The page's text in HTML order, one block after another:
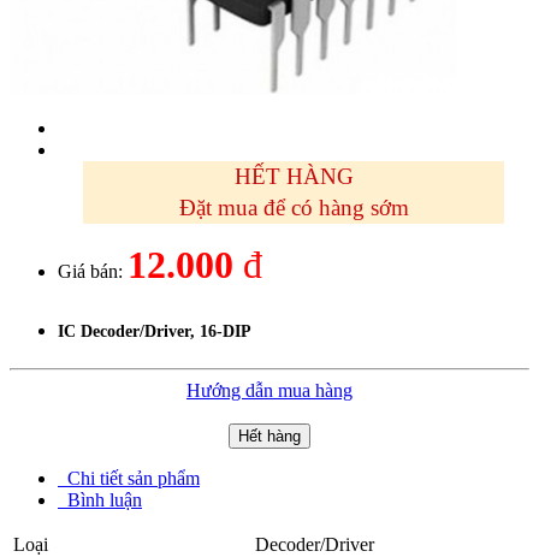
HẾT HÀNG
Đặt mua để có hàng sớm
Giá bán: 12.000 đ
IC Decoder/Driver, 16-DIP
Hướng dẫn mua hàng
Hết hàng
Chi tiết sản phẩm
Bình luận
Loại
Decoder/Driver